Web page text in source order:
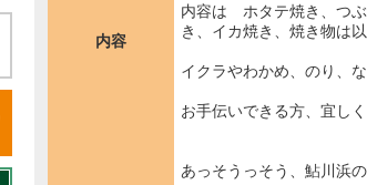
内容
内容は ホタテ焼き、つ
き、イカ焼き、焼き物は以
イクラやわかめ、のり、な
お手伝いできる方、宜しく
あっそうっそう、鮎川浜